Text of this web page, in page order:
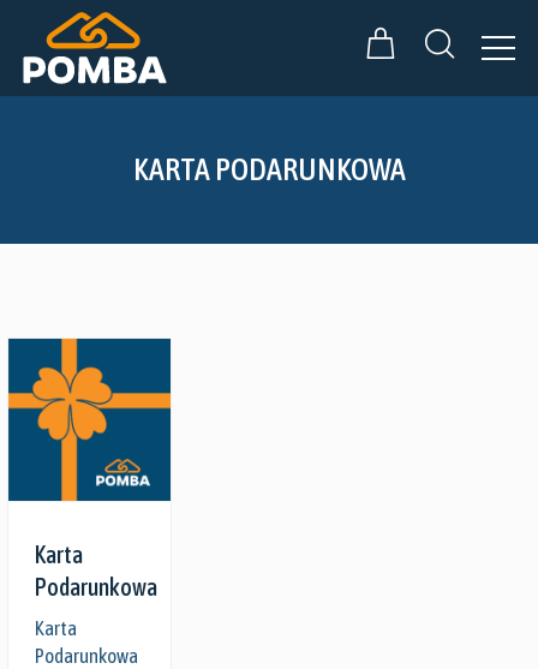
KARTA PODARUNKOWA
Karta
Podarunkowa
Karta
Podarunkowa